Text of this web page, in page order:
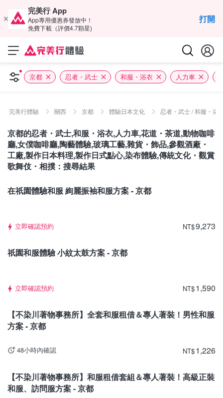
完美行 App
App專用優惠券發放中！
免費下載（評價4.7顆星)
打開
京都 忍者・武士 和服・浴衣 人力車
完美行體驗 關西 京都 體驗日本文化 忍者・武士 / 和服・浴
京都的忍者・武士,和服・浴衣,人力車,花道・茶道,動物咖啡
廳,女僕咖啡廳,陶藝體驗,玻璃工藝,雜貨・飾品,參觀酒廠・
工廠,製作日本料理,製作日式點心,染布體驗,傳統文化・觀賞
歌舞伎・相撲：搜尋結果
京都
在祇園體驗和服 絢麗振袖和服方案 ‐ 京都
立即確認預約 NT$9,273
祇園和服體驗 小紋太鼓方案 ‐ 京都
立即確認預約 NT$1,590
【不染川著物事務所】全套和服租借＆專人著裝！男性和服
方案 - 京都
48小時內確認 NT$1,226
【不染川著物事務所】和服租借套組＆專人著裝！高級正裝
和服、訪問服方案 - 京都